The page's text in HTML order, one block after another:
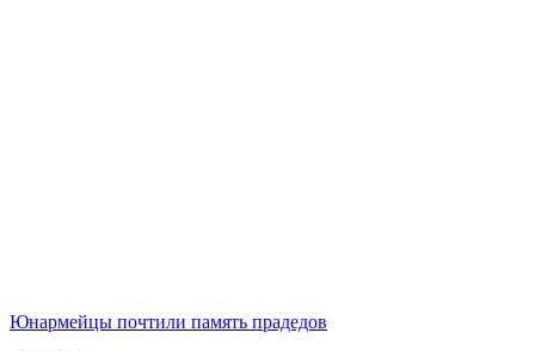
Юнармейцы почтили память прадедов